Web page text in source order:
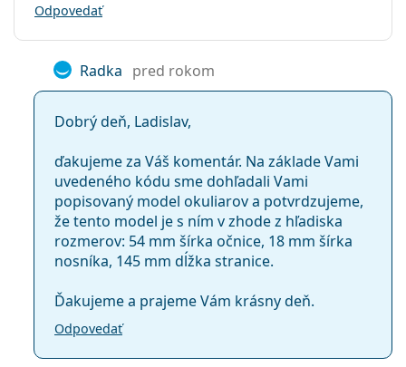
Odpovedať
Radka pred rokom
Dobrý deň, Ladislav,
ďakujeme za Váš komentár. Na základe Vami
uvedeného kódu sme dohľadali Vami
popisovaný model okuliarov a potvrdzujeme,
že tento model je s ním v zhode z hľadiska
rozmerov: 54 mm šírka očnice, 18 mm šírka
nosníka, 145 mm dĺžka stranice.
Ďakujeme a prajeme Vám krásny deň.
Odpovedať